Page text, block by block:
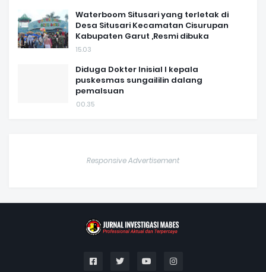
Waterboom Situsari yang terletak di
Desa Situsari Kecamatan Cisurupan
Kabupaten Garut ,Resmi dibuka
15.03
Diduga Dokter Inisial I kepala
puskesmas sungaililin dalang
pemalsuan
00.35
Responsive Advertisement